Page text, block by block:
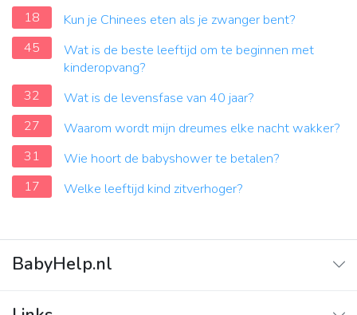
18
Kun je Chinees eten als je zwanger bent?
45
Wat is de beste leeftijd om te beginnen met
kinderopvang?
32
Wat is de levensfase van 40 jaar?
27
Waarom wordt mijn dreumes elke nacht wakker?
31
Wie hoort de babyshower te betalen?
17
Welke leeftijd kind zitverhoger?
BabyHelp.nl